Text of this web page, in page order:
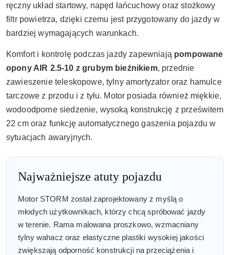
ręczny układ startowy, napęd łańcuchowy oraz stożkowy
filtr powietrza, dzięki czemu jest przygotowany do jazdy w
bardziej wymagających warunkach.
Komfort i kontrolę podczas jazdy zapewniają pompowane
opony AIR 2.5-10 z grubym bieżnikiem, przednie
zawieszenie teleskopowe, tylny amortyzator oraz hamulce
tarczowe z przodu i z tyłu. Motor posiada również miękkie,
wodoodporne siedzenie, wysoką konstrukcję z prześwitem
22 cm oraz funkcję automatycznego gaszenia pojazdu w
sytuacjach awaryjnych.
Najważniejsze atuty pojazdu
Motor STORM został zaprojektowany z myślą o
młodych użytkownikach, którzy chcą spróbować jazdy
w terenie. Rama malowana proszkowo, wzmacniany
tylny wahacz oraz elastyczne plastiki wysokiej jakości
zwiększają odporność konstrukcji na przeciążenia i